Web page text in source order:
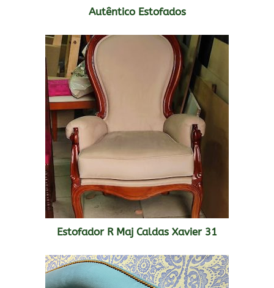
Autêntico Estofados
Estofador R Maj Caldas Xavier 31